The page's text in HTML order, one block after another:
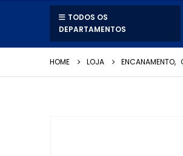
TODOS OS
DEPARTAMENTOS
HOME LOJA ENCANAMENTO,